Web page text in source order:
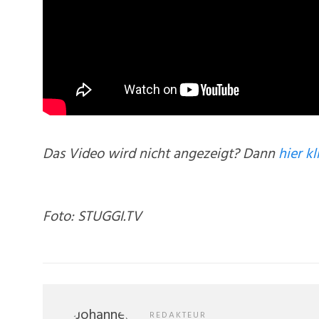
Das Video wird nicht angezeigt? Dannhier
Foto: STUGGI.TV
REDAKTEUR